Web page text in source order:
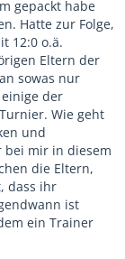
gepackt habe
Hatte zur Folge,
12:0 o.ä.
Eltern der
sowas nur
der
Wie geht
und
bei mir in diesem
die Eltern,
dass ihr
ist
ein Trainer